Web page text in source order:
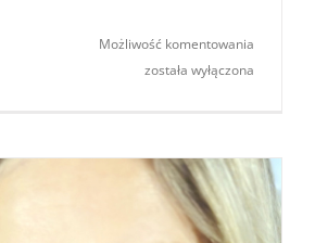
Możliwość komentowania
została wyłączona